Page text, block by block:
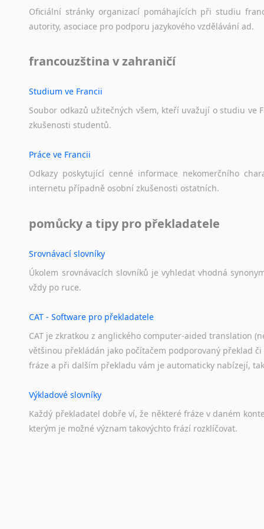
Novořečtina
Oromština
Pandžábština
Perština
Portugalština
Retorománština
Rumunština
Sanskrt
Sinhalština
Sóština
Staroslověnština
Svahilština
Švédština
Tahitština
Tamilština
Tatarština
Thajština
Tigriňňa
Turečtina
Turkménština
Oficiální stránky organizací pomáhajících při studiu
autority, asociace pro podporu jazykového vzdělávání ad.
francouzština v zahraničí
Studium ve Francii
Soubor odkazů užitečných všem, kteří uvažují o studiu ve
zkušenosti studentů.
Práce ve Francii
Odkazy poskytující cenné informace nekomerčního
internetu případně osobní zkušenosti ostatních.
pomůcky a tipy pro překladatele
Srovnávací slovníky
Úkolem srovnávacích slovníků je vyhledat vhodná
vždy po ruce.
CAT - Software pro překladatele
CAT je zkratkou z anglického computer-aided translation
většinou překládán jako počítačem podporovaný překlad
fráze a při dalším překladu vám je automaticky nabízejí,
Výkladové slovníky
Každý překladatel dobře ví, že některé fráze v daném
kterým je možné význam takovýchto frází rozklíčovat.